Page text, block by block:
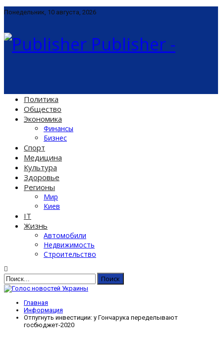
Понедельник, 10 августа, 2026
Publisher -
Политика
Общество
Экономика
Финансы
Бизнес
Спорт
Медицина
Культура
Здоровье
Регионы
Мир
Киев
IT
Жизнь
Автомобили
Недвижимость
Строительство
Главная
Информация
Отпугнуть инвестиции: у Гончарука переделывают
госбюджет-2020